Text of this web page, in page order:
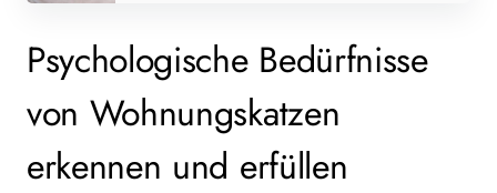
Psychologische Bedürfnisse
von Wohnungskatzen
erkennen und erfüllen